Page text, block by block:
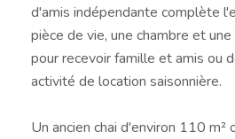
d'amis indépendante complète
pièce de vie, une chambre et
pour recevoir famille et amis ou
activité de location saisonnière.
Un ancien chai d'environ 110